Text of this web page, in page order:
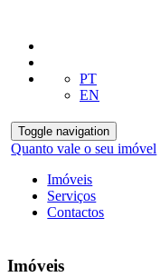
PT
EN
Toggle navigation
Quanto vale o seu imóvel
Imóveis
Serviços
Contactos
Imóveis